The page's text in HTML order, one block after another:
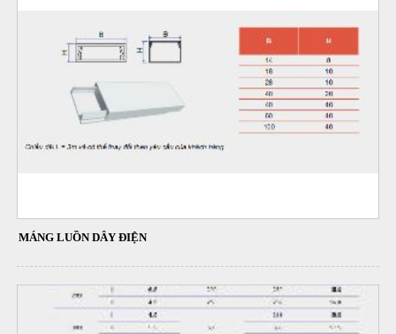
MÁNG LUỒN DÂY ĐIỆN